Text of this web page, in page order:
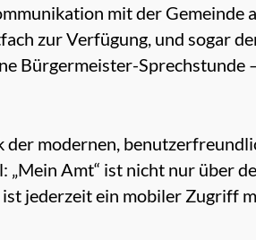
mit der Gemeinde
zur Verfügung, und sogar
Bürgermeister-Sprechstunde
modernen,
Amt“ ist nicht nur über
jederzeit ein mobiler Zugriff